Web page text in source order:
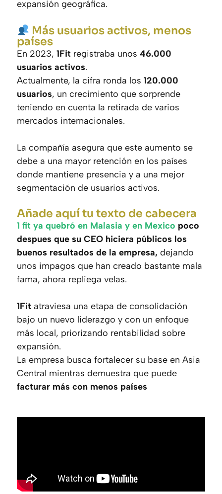
expansión geográfica.
Más usuarios activos, menos
países
En 2023, 1Fit registraba unos 46.000
usuarios activos.
Actualmente, la cifra ronda los 120.000
usuarios, un crecimiento que sorprende
teniendo en cuenta la retirada de varios
mercados internacionales.
La compañía asegura que este aumento se
debe a una mayor retención en los países
donde mantiene presencia y a una mejor
segmentación de usuarios activos.
Añade aquí tu texto de cabecera
1 fit ya quebró en Malasia y en Mexico poco
despues que su CEO hiciera públicos los
buenos resultados de la empresa, dejando
unos impagos que han creado bastante mala
fama, ahora repliega velas.
1Fit atraviesa una etapa de consolidación
bajo un nuevo liderazgo y con un enfoque
más local, priorizando rentabilidad sobre
expansión.
La empresa busca fortalecer su base en Asia
Central mientras demuestra que puede
facturar más con menos países